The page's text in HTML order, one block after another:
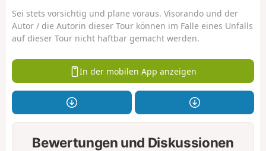
Sei stets vorsichtig und plane voraus. Visorando und der
Autor / die Autorin dieser Tour können im Falle eines Unfalls
auf dieser Tour nicht haftbar gemacht werden.
In der mobilen App anzeigen
Bewertungen und Diskussionen